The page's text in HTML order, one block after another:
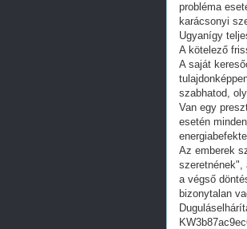
probléma
karácsonyi
Ugyanígy
A kötelező
A saját
szabhatod,
Van egy
esetén
Az emberek
szeretnének",
a végső
bizonytalan